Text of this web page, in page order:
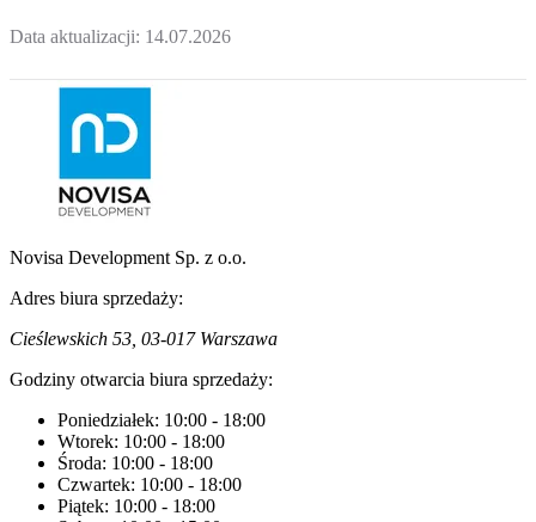
Data aktualizacji: 14.07.2026
Novisa Development Sp. z o.o.
Adres biura sprzedaży:
Cieślewskich 53, 03-017 Warszawa
Godziny otwarcia biura sprzedaży:
Poniedziałek: 10:00 - 18:00
Wtorek: 10:00 - 18:00
Środa: 10:00 - 18:00
Czwartek: 10:00 - 18:00
Piątek: 10:00 - 18:00